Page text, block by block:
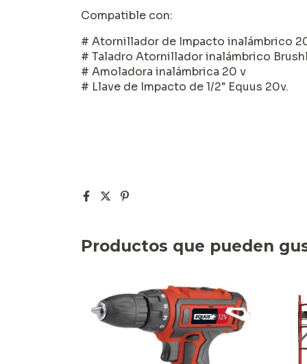
Compatible con:
# Atornillador de Impacto inalámbrico
# Taladro Atornillador inalámbrico
# Amoladora inalámbrica 20 v
# Llave de Impacto de 1/2" Equus 20v.
Productos que pueden